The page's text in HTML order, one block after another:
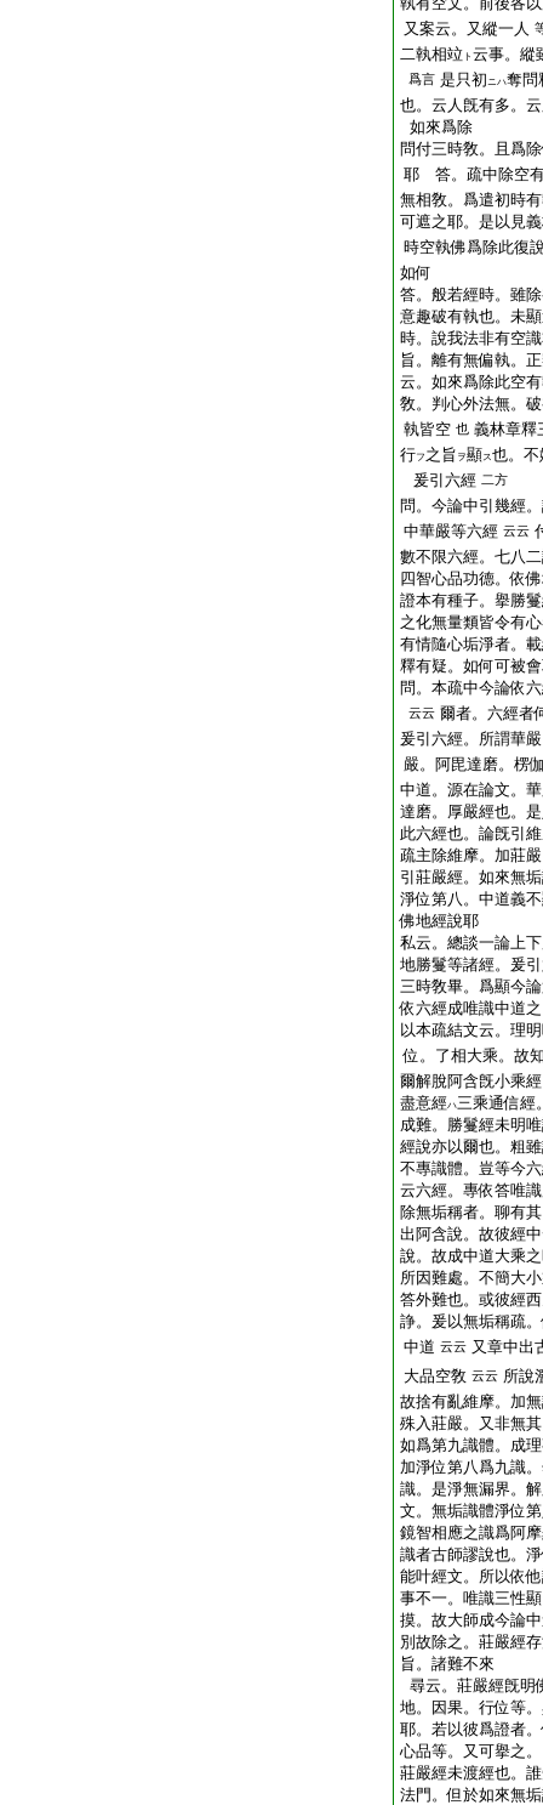
又案云。又縱一人
二執相竝 ト 云事。縱
爲言 是只初ニハ奪問
也。云人旣有多。
如來爲除
問付三時敎。且爲
耶 答。疏中除空
無相敎。爲遣初時
可遮之耶。是以見
時空執佛爲除此復
如何
答。般若經時。雖
意趣破有執也。未
時。說我法非有空
旨。離有無偏執。
云。如來爲除此空
敎。判心外法無。
執皆空 也 義林章釋
行フ 之旨 ヲ顯ス也。不
爰引六經 二方
問。今論中引幾經
中華嚴等六經 云云
數不限六經。七八
四智心品功德。依
證本有種子。擧勝
之化無量類皆令有
有情隨心垢淨者。
釋有疑。如何可被
問。本疏中今論依
云云 爾者。六經者
爰引六經。所謂華
嚴。阿毘達磨。楞
中道。源在論文。
達磨。厚嚴經也。
此六經也。論旣引
疏主除維摩。加莊
引莊嚴經。如來無
淨位第八。中道義
佛地經說耶
私云。總談一論上
地勝鬘等諸經。爰
三時敎畢。爲顯今
依六經成唯識中道
以本疏結文云。理
位。了相大乘。故
爾解脫阿含旣小乘
盡意經ハ三乘通信經
成難。勝鬘經未明
經說亦以爾也。粗
不專識體。豈等今
云六經。專依答唯
除無垢稱者。聊有
出阿含說。故彼經
說。故成中道大乘
所因難處。不簡大
答外難也。或彼經
諍。爰以無垢稱疏
中道 云云 又章中出
大品空敎 云云 所說
故捨有亂維摩。加
殊入莊嚴。又非無
如爲第九識體。成
加淨位第八爲九識
識。是淨無漏界。
文。無垢識體淨位
鏡智相應之識爲阿
識者古師謬說也。
能叶經文。所以依
事不一。唯識三性
摸。故大師成今論
別故除之。莊嚴經
旨。諸難不來
尋云。莊嚴經旣明
地。因果。行位等
耶。若以彼爲證者
心品等。又可擧之
莊嚴經未渡經也。
法門。但於如來無